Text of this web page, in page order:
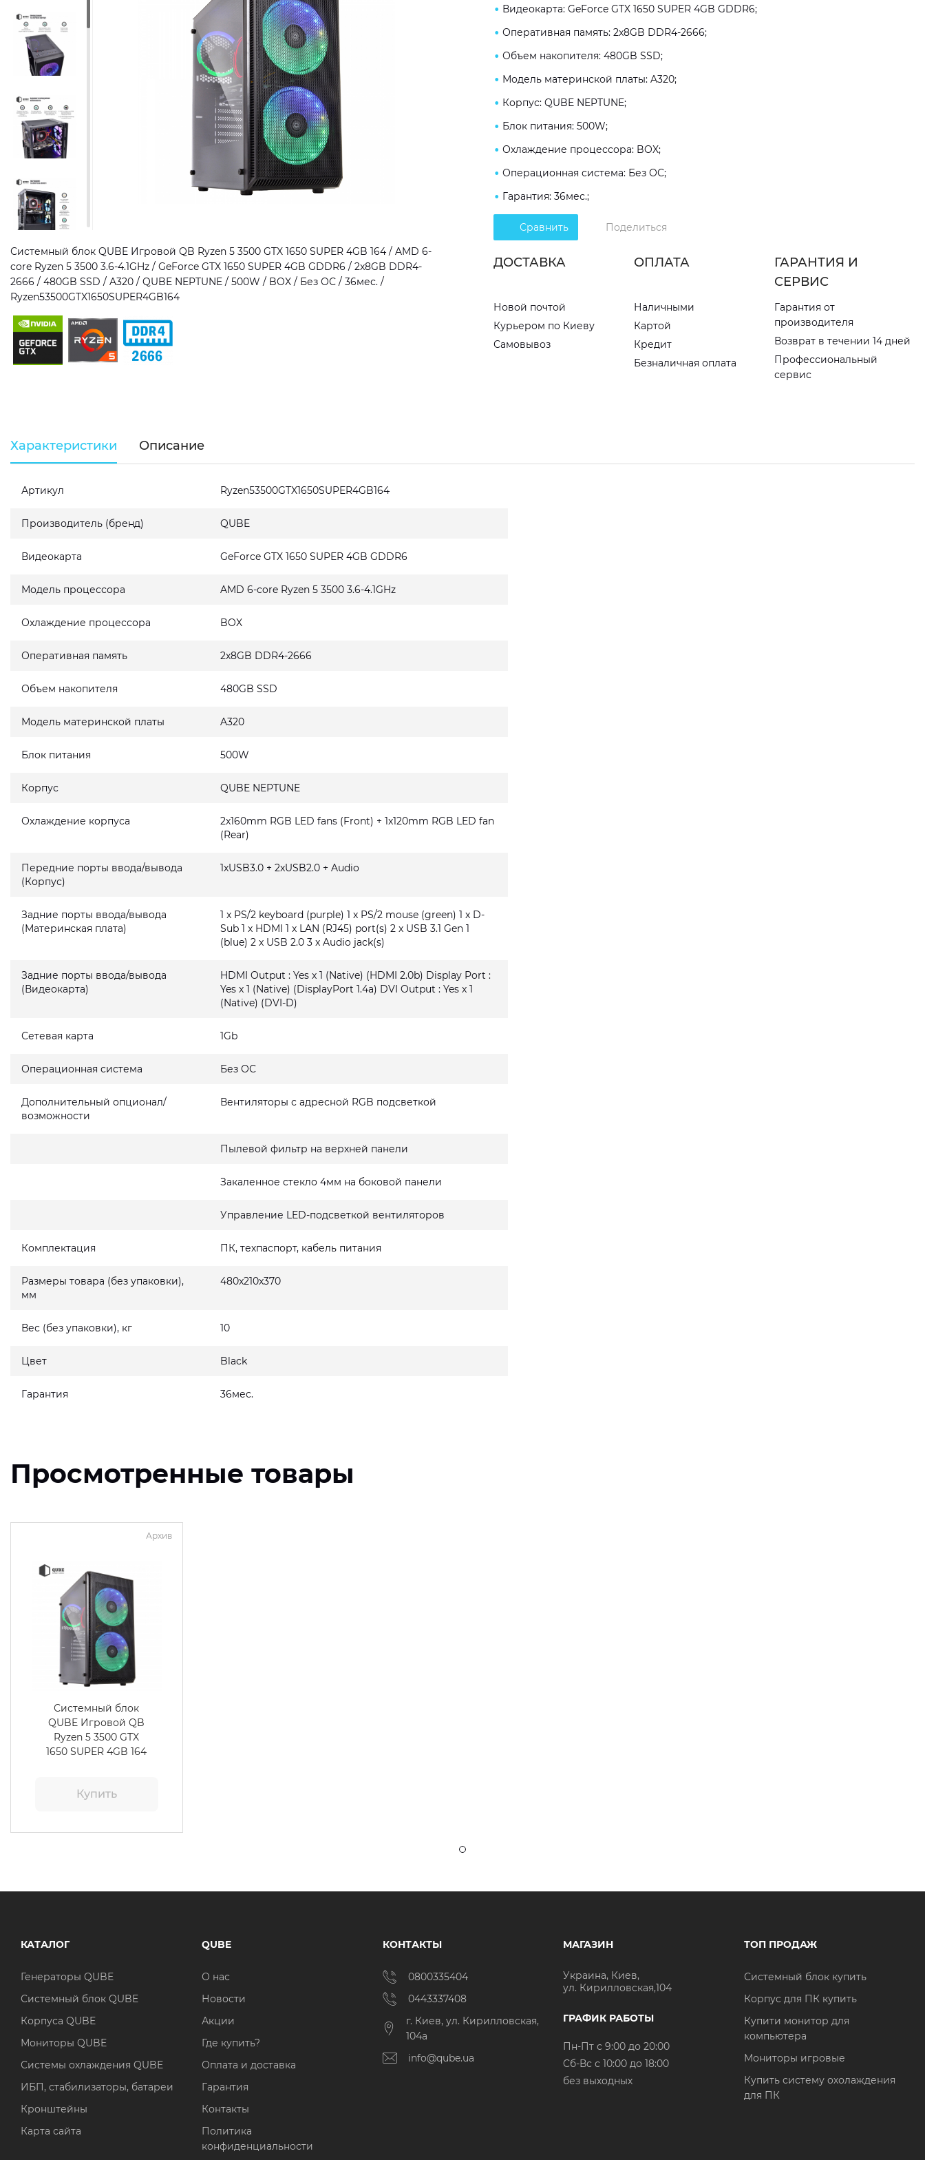
Системный блок QUBE Игровой QB Ryzen 5 3500 GTX 1650 SUPER 4GB 164 / AMD 6-
core Ryzen 5 3500 3.6-4.1GHz / GeForce GTX 1650 SUPER 4GB GDDR6 / 2x8GB DDR4-
2666 / 480GB SSD / A320 / QUBE NEPTUNE / 500W / BOX / Без ОС / 36мес. /
Ryzen53500GTX1650SUPER4GB164
Видеокарта: GeForce GTX 1650 SUPER 4GB GDDR6;
Оперативная память: 2x8GB DDR4-2666;
Объем накопителя: 480GB SSD;
Модель материнской платы: A320;
Корпус: QUBE NEPTUNE;
Блок питания: 500W;
Охлаждение процессора: BOX;
Операционная система: Без ОС;
Гарантия: 36мес.;
Сравнить Поделиться
ДОСТАВКА
Новой почтой
Курьером по Киеву
Самовывоз
ОПЛАТА
Наличными
Картой
Кредит
Безналичная оплата
ГАРАНТИЯ И
СЕРВИС
Гарантия от
производителя
Возврат в течении 14 дней
Профессиональный
сервис
Характеристики Описание
Артикул Ryzen53500GTX1650SUPER4GB164
Производитель (бренд) QUBE
Видеокарта GeForce GTX 1650 SUPER 4GB GDDR6
Модель процессора AMD 6-core Ryzen 5 3500 3.6-4.1GHz
Охлаждение процессора BOX
Оперативная память 2x8GB DDR4-2666
Объем накопителя 480GB SSD
Модель материнской платы A320
Блок питания 500W
Корпус QUBE NEPTUNE
Охлаждение корпуса
2x160mm RGB LED fans (Front) + 1x120mm RGB LED fan
(Rear)
Передние порты ввода/вывода
(Корпус)
1xUSB3.0 + 2xUSB2.0 + Audio
Задние порты ввода/вывода
(Материнская плата)
1 x PS/2 keyboard (purple) 1 x PS/2 mouse (green) 1 x D-
Sub 1 x HDMI 1 x LAN (RJ45) port(s) 2 x USB 3.1 Gen 1
(blue) 2 x USB 2.0 3 x Audio jack(s)
Задние порты ввода/вывода
(Видеокарта)
HDMI Output : Yes x 1 (Native) (HDMI 2.0b) Display Port :
Yes x 1 (Native) (DisplayPort 1.4a) DVI Output : Yes x 1
(Native) (DVI-D)
Сетевая карта 1Gb
Операционная система Без ОС
Дополнительный опционал/
возможности
Вентиляторы с адресной RGB подсветкой
Пылевой фильтр на верхней панели
Закаленное стекло 4мм на боковой панели
Управление LED-подсветкой вентиляторов
Комплектация ПК, техпаспорт, кабель питания
Размеры товара (без упаковки),
мм
480x210x370
Вес (без упаковки), кг 10
Цвет Black
Гарантия 36мес.
Просмотренные товары
Архив
Системный блок
QUBE Игровой QB
Ryzen 5 3500 GTX
1650 SUPER 4GB 164
Купить
КАТАЛОГ
Генераторы QUBE
Системный блок QUBE
Корпуса QUBE
Мониторы QUBE
Системы охлаждения QUBE
ИБП, стабилизаторы, батареи
Кронштейны
Карта сайта
QUBE
О нас
Новости
Акции
Где купить?
Оплата и доставка
Гарантия
Контакты
Политика
конфиденциальности
КОНТАКТЫ
0800335404
0443337408
г. Киев, ул. Кирилловская,
104а
info@qube.ua
МАГАЗИН
Украина, Киев,
ул. Кирилловская,104
ГРАФИК РАБОТЫ
Пн-Пт с 9:00 до 20:00
Cб-Вс с 10:00 до 18:00
без выходных
ТОП ПРОДАЖ
Системный блок купить
Корпус для ПК купить
Купити монитор для
компьютера
Мониторы игровые
Купить систему охолаждения
для ПК